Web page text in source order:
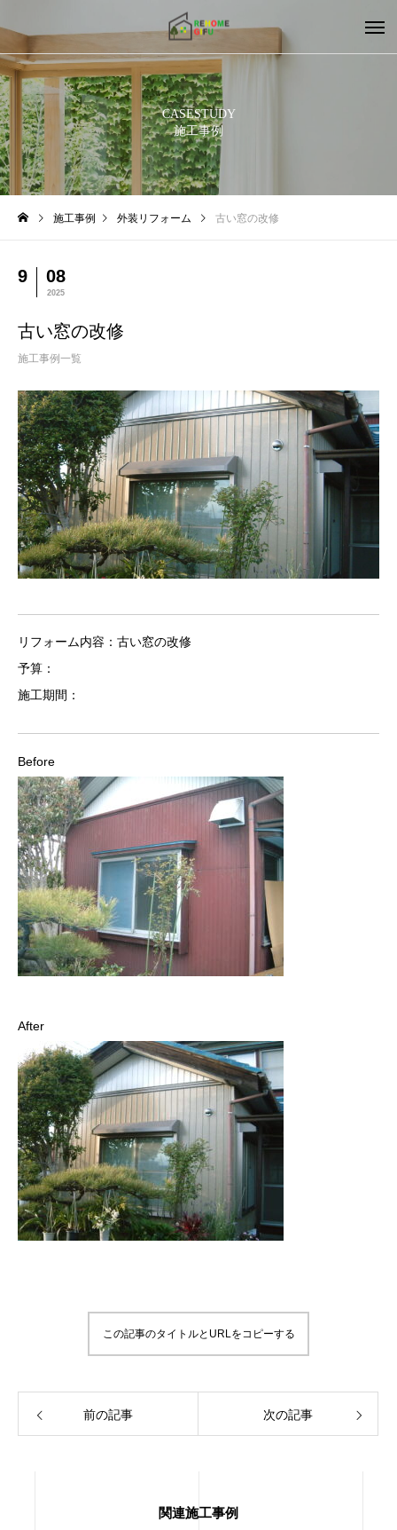
CASESTUDY
施工事例
施工事例 外装リフォーム 古い窓の改修
9 08
2025
古い窓の改修
施工事例一覧
リフォーム内容：古い窓の改修
予算：
施工期間：
Before
After
この記事のタイトルとURLをコピーする
前の記事 次の記事
関連施工事例